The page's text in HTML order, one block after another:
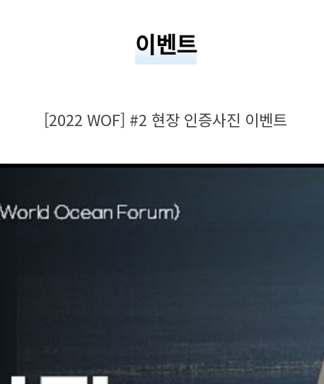
이벤트
[2022 WOF] #2 현장 인증사진 이벤트